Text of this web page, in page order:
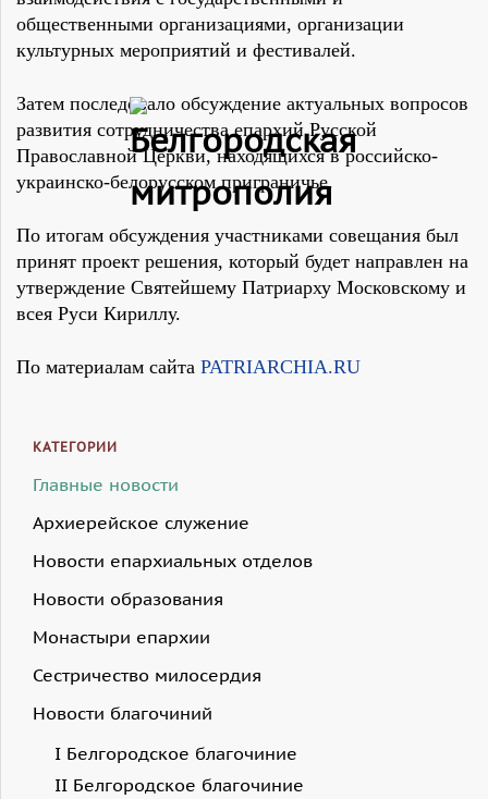
общественными организациями, организации
культурных мероприятий и фестивалей.
Затем последовало обсуждение актуальных вопросов
развития сотрудничества епархий Русской
Православной Церкви, находящихся в российско-
украинско-белорусском приграничье.
По итогам обсуждения участниками совещания был
принят проект решения, который будет направлен на
утверждение Святейшему Патриарху Московскому и
всея Руси Кириллу.
По материалам сайта PATRIARCHIA.RU
КАТЕГОРИИ
Главные новости
Архиерейское служение
Новости епархиальных отделов
Новости образования
Монастыри епархии
Сестричество милосердия
Новости благочиний
I Белгородское благочиние
II Белгородское благочиние